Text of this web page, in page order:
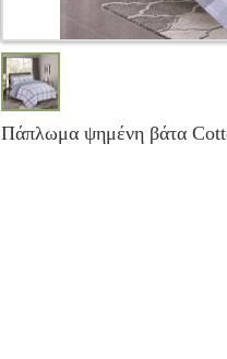
Πάπλωμα ψημένη βάτα